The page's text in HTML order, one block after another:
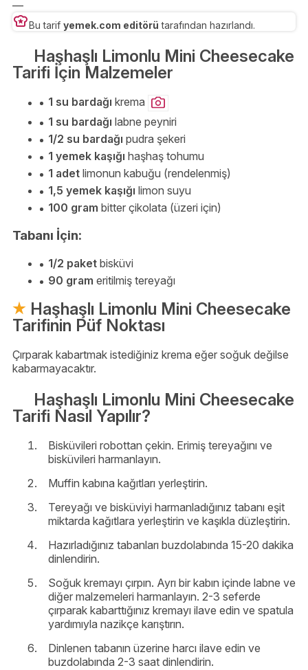
—
Bu tarif yemek.com editörü tarafından hazırlandı.
Haşhaşlı Limonlu Mini Cheesecake
Tarifi İçin Malzemeler
1 su bardağı krema
1 su bardağı labne peyniri
1/2 su bardağı pudra şekeri
1 yemek kaşığı haşhaş tohumu
1 adet limonun kabuğu (rendelenmiş)
1,5 yemek kaşığı limon suyu
100 gram bitter çikolata (üzeri için)
Tabanı İçin:
1/2 paket bisküvi
90 gram eritilmiş tereyağı
Haşhaşlı Limonlu Mini Cheesecake
Tarifinin Püf Noktası
Çırparak kabartmak istediğiniz krema eğer soğuk değilse
kabarmayacaktır.
Haşhaşlı Limonlu Mini Cheesecake
Tarifi Nasıl Yapılır?
Bisküvileri robottan çekin. Erimiş tereyağını ve
bisküvileri harmanlayın.
Muffin kabına kağıtları yerleştirin.
Tereyağı ve bisküviyi harmanladığınız tabanı eşit
miktarda kağıtlara yerleştirin ve kaşıkla düzleştirin.
Hazırladığınız tabanları buzdolabında 15-20 dakika
dinlendirin.
Soğuk kremayı çırpın. Ayrı bir kabın içinde labne ve
diğer malzemeleri harmanlayın. 2-3 seferde
çırparak kabarttığınız kremayı ilave edin ve spatula
yardımıyla nazikçe karıştırın.
Dinlenen tabanın üzerine harcı ilave edin ve
buzdolabında 2-3 saat dinlendirin.